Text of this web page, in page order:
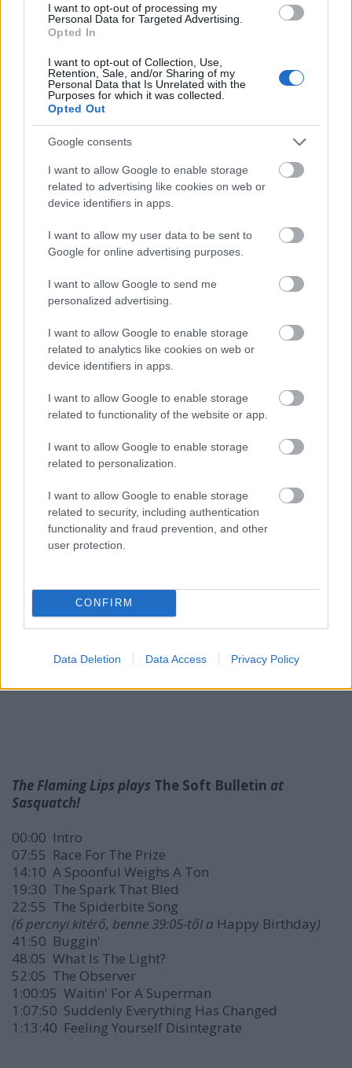
I want to opt-out of processing my
Personal Data for Targeted Advertising.
Opted In
I want to opt-out of Collection, Use,
Retention, Sale, and/or Sharing of my
Personal Data that Is Unrelated with the
Purposes for which it was collected.
Opted Out
Google consents
I want to allow Google to enable storage
related to advertising like cookies on web or
device identifiers in apps.
I want to allow my user data to be sent to
Google for online advertising purposes.
I want to allow Google to send me
personalized advertising.
I want to allow Google to enable storage
related to analytics like cookies on web or
device identifiers in apps.
I want to allow Google to enable storage
related to functionality of the website or app.
I want to allow Google to enable storage
related to personalization.
I want to allow Google to enable storage
related to security, including authentication
functionality and fraud prevention, and other
user protection.
CONFIRM
Data Deletion Data Access Privacy Policy
amerikai verzión negyedik számként szereplőThe
Spiderbite Songnélkül, annak helyén a
Slow Motion
című szerzeménnyel:
ez a 2011. május 29-ről 30-ra virradó éjszakán a
Recorder által is élőben közvetítettThe Soft Bulletin
koncert a Sasquatch fesztiválról, ahol a rendezvény
10. születénapját ünneplő tortázás miatt Wayne-ék
kicsúsztak az időből, így a 10. szám (The Gash)
kimaradt, ahogy az instrumentális zárótételre
The Flaming Lips plays The Soft Bulletin at
Sasquatch!
00:00 Intro
07:55 Race For The Prize
14:10 A Spoonful Weighs A Ton
19:30 The Spark That Bled
22:55 The Spiderbite Song
(6 percnyi kitérő, benne 39:05-től a Happy Birthday)
41:50 Buggin'
48:05 What Is The Light?
52:05 The Observer
1:00:05 Waitin' For A Superman
1:07:50 Suddenly Everything Has Changed
1:13:40 Feeling Yourself Disintegrate